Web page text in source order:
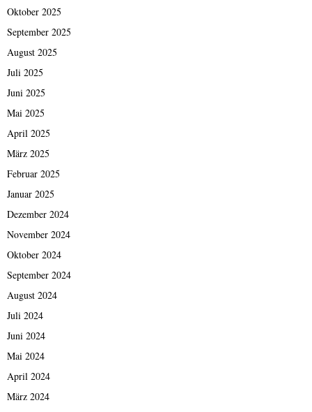
Oktober 2025
September 2025
August 2025
Juli 2025
Juni 2025
Mai 2025
April 2025
März 2025
Februar 2025
Januar 2025
Dezember 2024
November 2024
Oktober 2024
September 2024
August 2024
Juli 2024
Juni 2024
Mai 2024
April 2024
März 2024